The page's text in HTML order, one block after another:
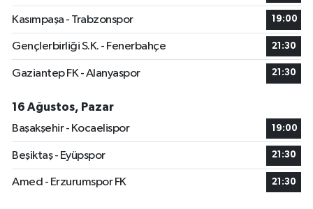
Kasımpaşa - Trabzonspor 19:00
Gençlerbirliği S.K. - Fenerbahçe 21:30
Gaziantep FK - Alanyaspor 21:30
16 Ağustos, Pazar
Başakşehir - Kocaelispor
19:00
Beşiktaş - Eyüpspor 21:30
Amed - Erzurumspor FK 21:30